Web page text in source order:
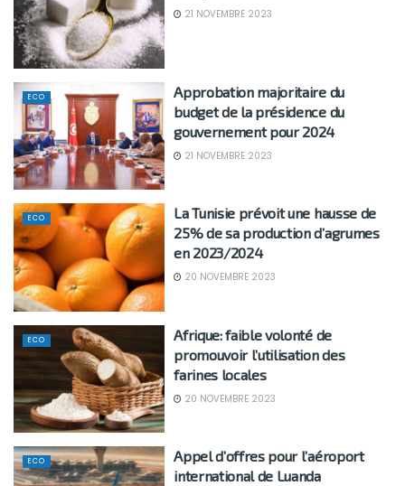
21 NOVEMBRE 2023
ECO
Approbation majoritaire du
budget de la présidence du
gouvernement pour 2024
21 NOVEMBRE 2023
ECO
La Tunisie prévoit une hausse de
25% de sa production d’agrumes
en 2023/2024
20 NOVEMBRE 2023
ECO
Afrique: faible volonté de
promouvoir l’utilisation des
farines locales
20 NOVEMBRE 2023
ECO
Appel d’offres pour l’aéroport
international de Luanda